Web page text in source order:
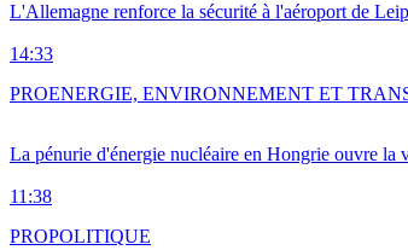
L'Allemagne renforce la sécurité à l'aéroport de
14:33
La pénurie d'énergie nucléaire en Hongrie ouvre la
11:38
PROENERGIE, ENVIRONNEMENT ET
PROPOLITIQUE